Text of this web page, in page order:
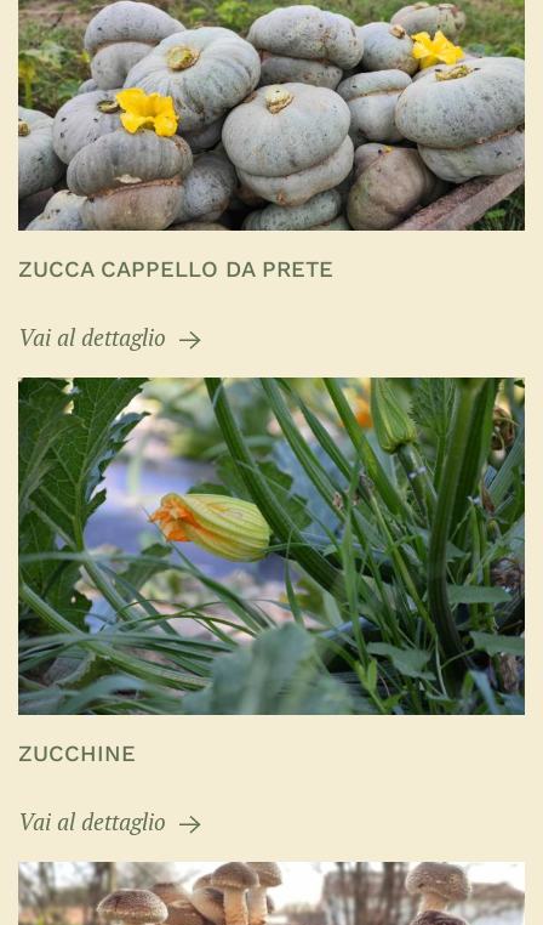
ZUCCA CAPPELLO DA PRETE
Vai al dettaglio
ZUCCHINE
Vai al dettaglio